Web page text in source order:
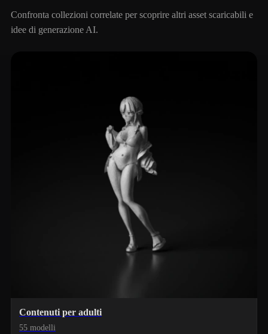
Confronta collezioni correlate per scoprire altri asset scaricabili e
idee di generazione AI.
Contenuti per adulti
55 modelli